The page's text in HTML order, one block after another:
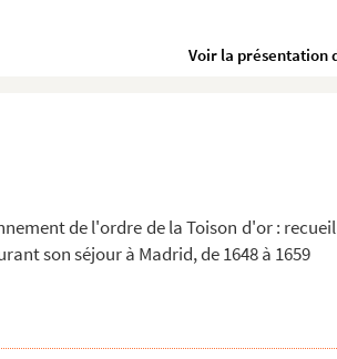
de l'ordre de la Toison d'or :
son séjour à Madrid, de 1648 à 1659